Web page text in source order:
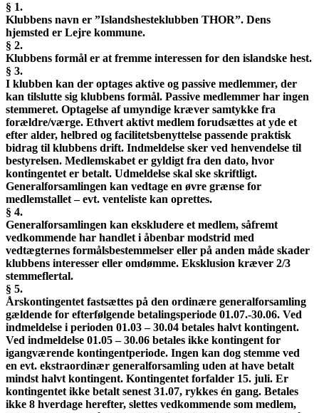
§ 1.
Klubbens navn er ”Islandshesteklubben THOR”. Dens
hjemsted er Lejre kommune.
§ 2.
Klubbens formål er at fremme interessen for den islandske hest.
§ 3.
I klubben kan der optages aktive og passive medlemmer, der
kan tilslutte sig klubbens formål. Passive medlemmer har ingen
stemmeret. Optagelse af umyndige kræver samtykke fra
forældre/værge. Ethvert aktivt medlem forudsættes at yde et
efter alder, helbred og facilitetsbenyttelse passende praktisk
bidrag til klubbens drift. Indmeldelse sker ved henvendelse til
bestyrelsen. Medlemskabet er gyldigt fra den dato, hvor
kontingentet er betalt. Udmeldelse skal ske skriftligt.
Generalforsamlingen kan vedtage en øvre grænse for
medlemstallet – evt. venteliste kan oprettes.
§ 4.
Generalforsamlingen kan ekskludere et medlem, såfremt
vedkommende har handlet i åbenbar modstrid med
vedtægternes formålsbestemmelser eller på anden måde skader
klubbens interesser eller omdømme. Eksklusion kræver 2/3
stemmeflertal.
§ 5.
Årskontingentet fastsættes på den ordinære generalforsamling
gældende for efterfølgende betalingsperiode 01.07.-30.06. Ved
indmeldelse i perioden 01.03 – 30.04 betales halvt kontingent.
Ved indmeldelse 01.05 – 30.06 betales ikke kontingent for
igangværende kontingentperiode. Ingen kan dog stemme ved
en evt. ekstraordinær generalforsamling uden at have betalt
mindst halvt kontingent. Kontingentet forfalder 15. juli. Er
kontingentet ikke betalt senest 31.07, rykkes én gang. Betales
ikke 8 hverdage herefter, slettes vedkommende som medlem,